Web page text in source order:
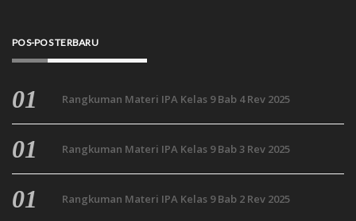
POS-POS TERBARU
Rangkuman Materi IPA Kelas 9 Bab 4 Rev 2025
Rangkuman Materi IPA Kelas 9 Bab 3 Rev 2025
Rangkuman Materi IPA Kelas 9 Bab 2 Rev 2025